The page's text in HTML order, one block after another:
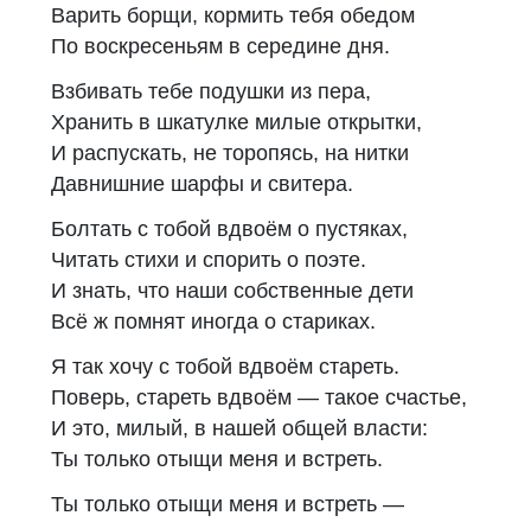
Варить борщи, кормить тебя обедом
По воскресеньям в середине дня.
Взбивать тебе подушки из пера,
Хранить в шкатулке милые открытки,
И распускать, не торопясь, на нитки
Давнишние шарфы и свитера.
Болтать с тобой вдвоём о пустяках,
Читать стихи и спорить о поэте.
И знать, что наши собственные дети
Всё ж помнят иногда о стариках.
Я так хочу с тобой вдвоём стареть.
Поверь, стареть вдвоём — такое счастье,
И это, милый, в нашей общей власти:
Ты только отыщи меня и встреть.
Ты только отыщи меня и встреть —